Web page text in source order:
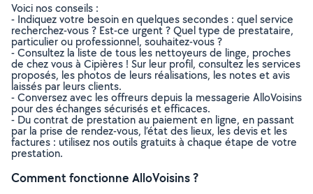
Voici nos conseils :
- Indiquez votre besoin en quelques secondes : quel service
recherchez-vous ? Est-ce urgent ? Quel type de prestataire,
particulier ou professionnel, souhaitez-vous ?
- Consultez la liste de tous les nettoyeurs de linge, proches
de chez vous à Cipières ! Sur leur profil, consultez les services
proposés, les photos de leurs réalisations, les notes et avis
laissés par leurs clients.
- Conversez avec les offreurs depuis la messagerie AlloVoisins
pour des échanges sécurisés et efficaces.
- Du contrat de prestation au paiement en ligne, en passant
par la prise de rendez-vous, l’état des lieux, les devis et les
factures : utilisez nos outils gratuits à chaque étape de votre
prestation.
Comment fonctionne AlloVoisins ?